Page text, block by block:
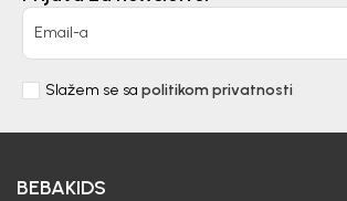
Email-a
Slažem se sa politikom privatnosti
BEBAKIDS